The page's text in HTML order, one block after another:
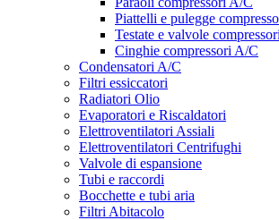
Piattelli e pulegge
Testate e valvole
Cinghie compressori A/C
Condensatori A/C
Filtri essiccatori
Radiatori Olio
Evaporatori e Riscaldatori
Elettroventilatori Assiali
Elettroventilatori Centrifughi
Valvole di espansione
Tubi e raccordi
Bocchette e tubi aria
Filtri Abitacolo